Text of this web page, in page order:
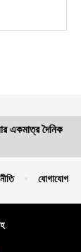
একমাত্র দৈনিক
যোগাযোগ